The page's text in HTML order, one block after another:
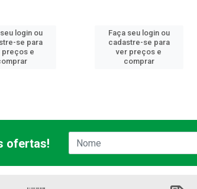
login ou
se para
preços e
Faça seu login ou
cadastre-se para
ver preços e
comprar
ofertas!